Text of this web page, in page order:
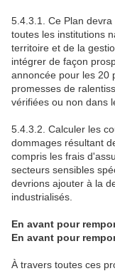
5.4.3.1. Ce Plan
toutes les institutions
territoire et de la
intégrer de façon
annoncée pour les 20
promesses de
vérifiées ou non dans
5.4.3.2. Calculer les
dommages résultant
compris les frais
secteurs sensibles
devrions ajouter à la
industrialisés.
En avant pour
En avant pour
À travers toutes ces